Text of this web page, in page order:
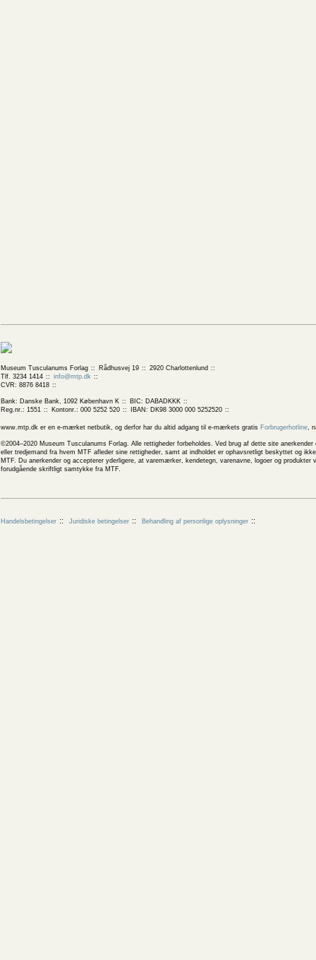
Museum Tusculanums Forlag Rådhusvej 19
2920 Charlottenlund
Tlf. 3234 1414
info@mtp.dk
CVR: 8876 8418
Bank: Danske Bank, 1092 København K
BIC: DABADKKK
Reg.nr.: 1551
Kontonr.: 000 5252 520 IBAN: DK98 3000 000 5252520
www.mtp.dk er en e-mærket netbutik, og derfor har du altid adgang til e-mærkets gratis Forbrugerhotline,
©2004–2020 Museum Tusculanums Forlag. Alle rettigheder forbeholdes. Ved brug af dette site
eller tredjemand fra hvem MTF afleder sine rettigheder, samt at indholdet er ophavsretligt beskyttet og
MTF. Du anerkender og accepterer yderligere, at varemærker, kendetegn, varenavne, logoer og
forudgående skriftligt samtykke fra MTF.
Handelsbetingelser Juridiske betingelser Behandling af personlige oplysninger